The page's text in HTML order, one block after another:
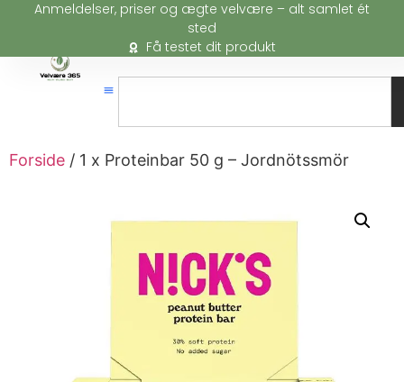
Anmeldelser, priser og ægte velvære – alt samlet ét
sted
Få testet dit produkt
Forside / 1 x Proteinbar 50 g – Jordnötssmör